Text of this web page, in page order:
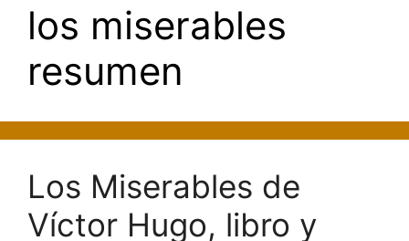
los miserables
resumen
Los Miserables de
Víctor Hugo, libro y